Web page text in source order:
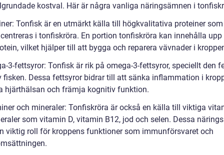
kostval. Här är några vanliga näringsämnen i
Tonfisk är en utmärkt källa till högkvalitativa proteiner
i tonfiskröra. En portion tonfiskröra kan innehålla
vilket hjälper till att bygga och reparera vävnader i
3-fettsyror: Tonfisk är rik på omega-3-fettsyror, speciellt den
fisken. Dessa fettsyror bidrar till att sänka inflammation i
hjärthälsan och främja kognitiv funktion.
och mineraler: Tonfiskröra är också en källa till viktiga
som vitamin D, vitamin B12, jod och selen. Dessa
viktig roll för kroppens funktioner som immunförsvaret och